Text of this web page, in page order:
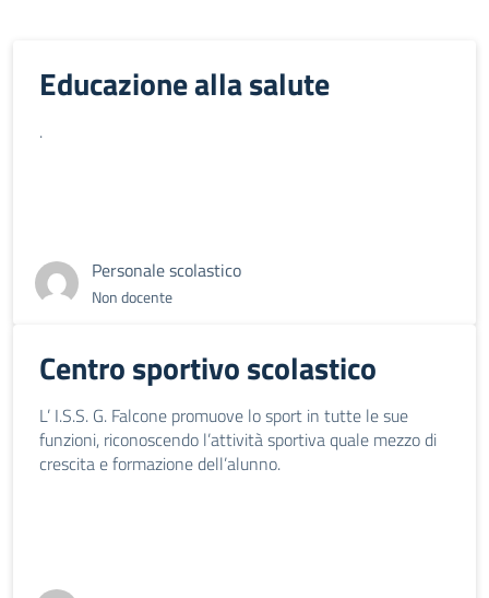
Educazione alla salute
.
Personale scolastico
Non docente
Centro sportivo scolastico
L’ I.S.S. G. Falcone promuove lo sport in tutte le sue
funzioni, riconoscendo l’attività sportiva quale mezzo di
crescita e formazione dell’alunno.